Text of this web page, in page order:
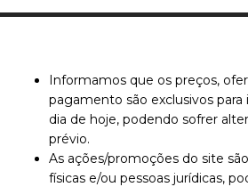
Informamos que os preços,
pagamento são exclusivos
dia de hoje, podendo sofrer
prévio.
As ações/promoções do site
físicas e/ou pessoas jurídicas,